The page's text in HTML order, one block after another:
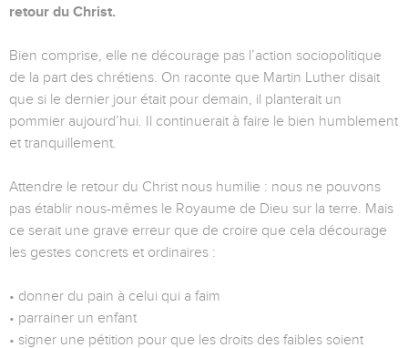
retour du Christ.
Bien comprise, elle ne décourage pas l’action sociopolitique
de la part des chrétiens. On raconte que Martin Luther disait
que si le dernier jour était pour demain, il planterait un
pommier aujourd’hui. Il continuerait à faire le bien humblement
et tranquillement.
Attendre le retour du Christ nous humilie : nous ne pouvons
pas établir nous-mêmes le Royaume de Dieu sur la terre. Mais
ce serait une grave erreur que de croire que cela décourage
les gestes concrets et ordinaires :
• donner du pain à celui qui a faim
• parrainer un enfant
• signer une pétition pour que les droits des faibles soient